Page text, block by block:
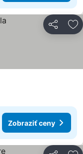
Zdieľať
Zobraziť ceny